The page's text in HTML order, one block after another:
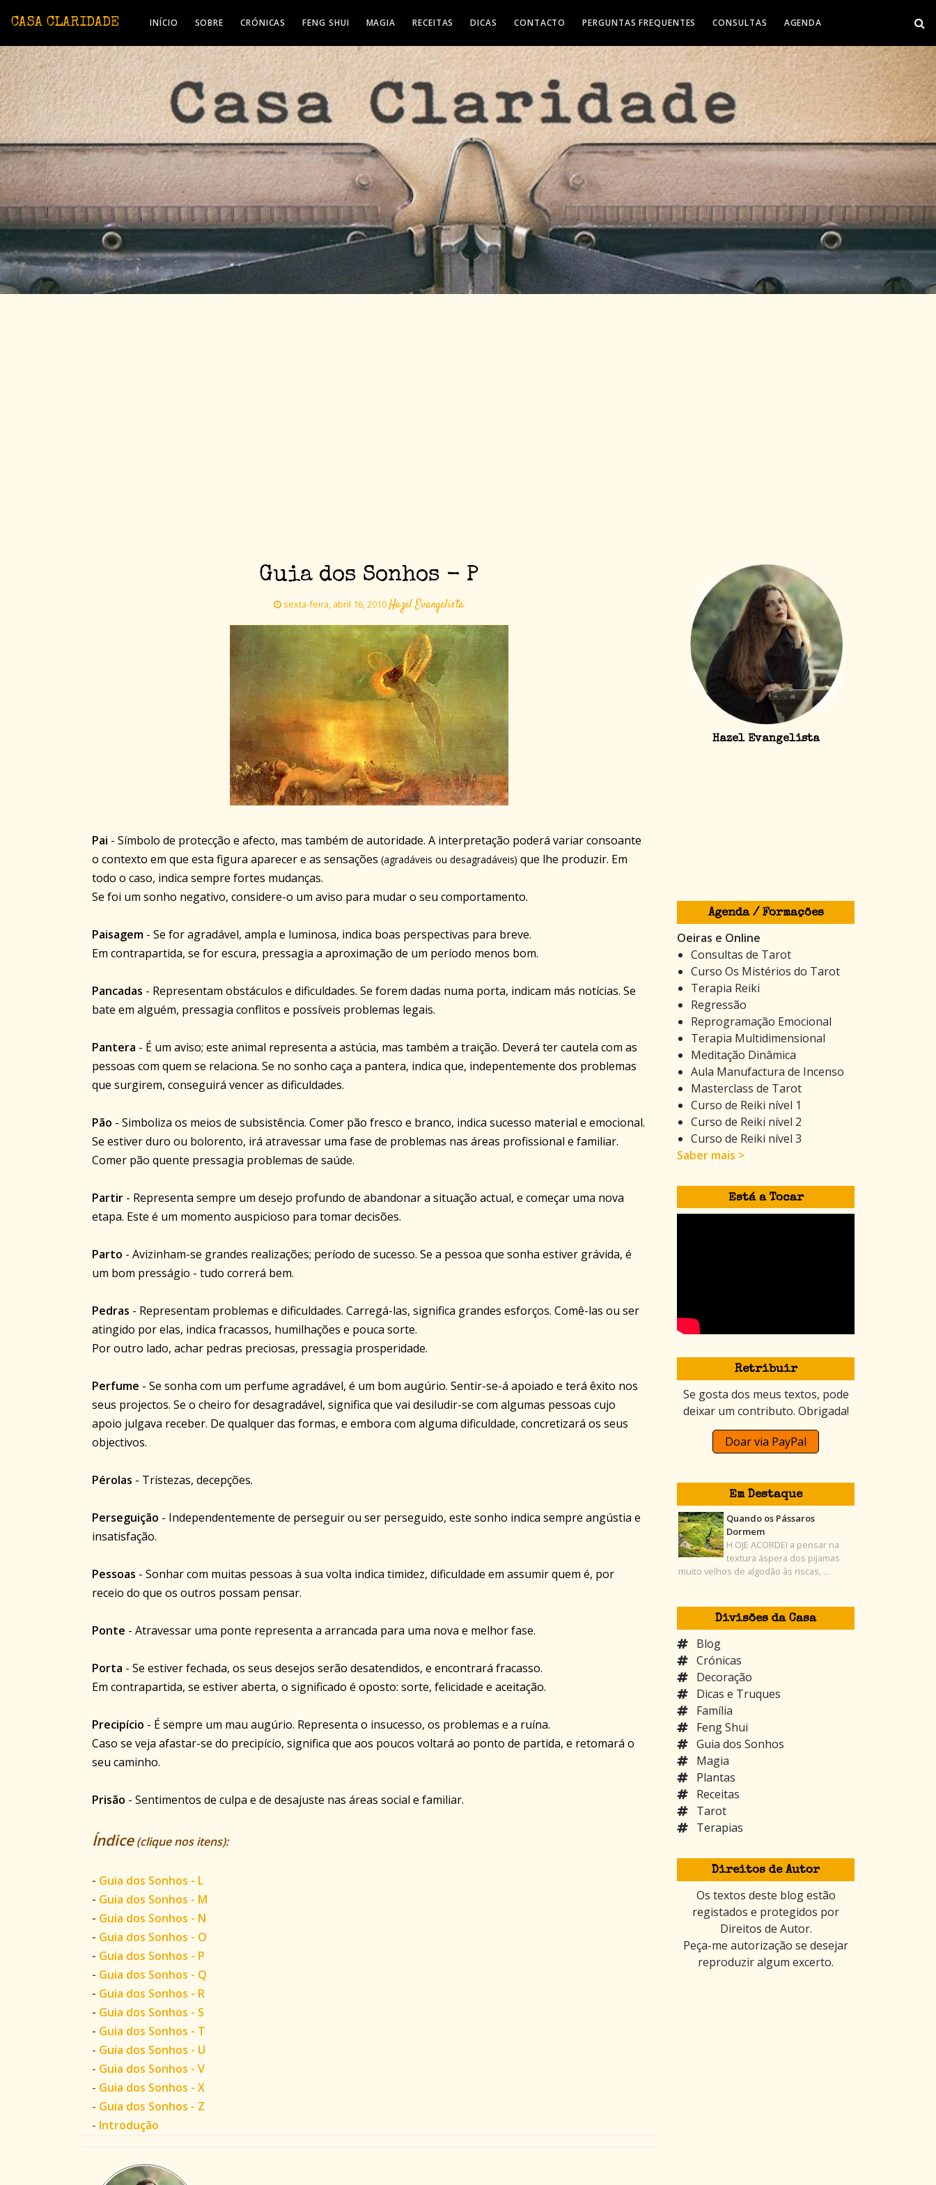
CASA CLARIDADE INÍCIO SOBRE CRÓNICAS FENG SHUI MAGIA RECEITAS DICAS CONTACTO PERGUNTAS FREQUENTES CONSULTAS AGENDA
Guia dos Sonhos - P
sexta-feira, abril 16, 2010Hazel Evangelista
Pai - Símbolo de protecção e afecto, mas também de autoridade. A interpretação poderá variar consoante
o contexto em que esta figura aparecer e as sensações (agradáveis ou desagradáveis) que lhe produzir. Em
todo o caso, indica sempre fortes mudanças.
Se foi um sonho negativo, considere-o um aviso para mudar o seu comportamento.
Paisagem - Se for agradável, ampla e luminosa, indica boas perspectivas para breve.
Em contrapartida, se for escura, pressagia a aproximação de um período menos bom.
Pancadas - Representam obstáculos e dificuldades. Se forem dadas numa porta, indicam más notícias. Se
bate em alguém, pressagia conflitos e possíveis problemas legais.
Pantera - É um aviso; este animal representa a astúcia, mas também a traição. Deverá ter cautela com as
pessoas com quem se relaciona. Se no sonho caça a pantera, indica que, indepentemente dos problemas
que surgirem, conseguirá vencer as dificuldades.
Pão - Simboliza os meios de subsistência. Comer pão fresco e branco, indica sucesso material e emocional.
Se estiver duro ou bolorento, irá atravessar uma fase de problemas nas áreas profissional e familiar.
Comer pão quente pressagia problemas de saúde.
Partir - Representa sempre um desejo profundo de abandonar a situação actual, e começar uma nova
etapa. Este é um momento auspicioso para tomar decisões.
Parto - Avizinham-se grandes realizações; período de sucesso. Se a pessoa que sonha estiver grávida, é
um bom presságio - tudo correrá bem.
Pedras - Representam problemas e dificuldades. Carregá-las, significa grandes esforços. Comê-las ou ser
atingido por elas, indica fracassos, humilhações e pouca sorte.
Por outro lado, achar pedras preciosas, pressagia prosperidade.
Perfume - Se sonha com um perfume agradável, é um bom augúrio. Sentir-se-á apoiado e terá êxito nos
seus projectos. Se o cheiro for desagradável, significa que vai desiludir-se com algumas pessoas cujo
apoio julgava receber. De qualquer das formas, e embora com alguma dificuldade, concretizará os seus
objectivos.
Pérolas - Tristezas, decepções.
Perseguição - Independentemente de perseguir ou ser perseguido, este sonho indica sempre angústia e
insatisfação.
Pessoas - Sonhar com muitas pessoas à sua volta indica timidez, dificuldade em assumir quem é, por
receio do que os outros possam pensar.
Ponte - Atravessar uma ponte representa a arrancada para uma nova e melhor fase.
Porta - Se estiver fechada, os seus desejos serão desatendidos, e encontrará fracasso.
Em contrapartida, se estiver aberta, o significado é oposto: sorte, felicidade e aceitação.
Precipício - É sempre um mau augúrio. Representa o insucesso, os problemas e a ruína.
Caso se veja afastar-se do precipício, significa que aos poucos voltará ao ponto de partida, e retomará o
seu caminho.
Prisão - Sentimentos de culpa e de desajuste nas áreas social e familiar.
Índice(clique nos itens):
- Guia dos Sonhos - L
- Guia dos Sonhos - M
- Guia dos Sonhos - N
- Guia dos Sonhos - O
- Guia dos Sonhos - P
- Guia dos Sonhos - Q
- Guia dos Sonhos - R
- Guia dos Sonhos - S
- Guia dos Sonhos - T
- Guia dos Sonhos - U
- Guia dos Sonhos - V
- Guia dos Sonhos - X
- Guia dos Sonhos - Z
- Introdução
Hazel Evangelista
Agenda / Formações
Oeiras e Online
Consultas de Tarot
Curso Os Mistérios do Tarot
Terapia Reiki
Regressão
Reprogramação Emocional
Terapia Multidimensional
Meditação Dinâmica
Aula Manufactura de Incenso
Masterclass de Tarot
Curso de Reiki nível 1
Curso de Reiki nível 2
Curso de Reiki nível 3
Saber mais >
Está a Tocar
Retribuir
Se gosta dos meus textos, pode
deixar um contributo. Obrigada!
Doar via PayPal
Em Destaque
Quando os Pássaros
Dormem
H OJE ACORDEI a pensar na
textura áspera dos pijamas
muito velhos de algodão às riscas, …
Divisões da Casa
Blog
Crónicas
Decoração
Dicas e Truques
Família
Feng Shui
Guia dos Sonhos
Magia
Plantas
Receitas
Tarot
Terapias
Direitos de Autor
Os textos deste blog estão
registados e protegidos por
Direitos de Autor.
Peça-me autorização se desejar
reproduzir algum excerto.